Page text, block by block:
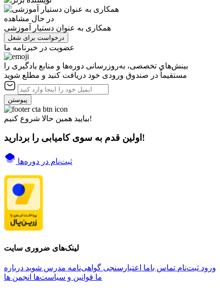
در حال مشاهده
همکاری به عنوان دستیار آموزشی
درخواست برای شغل
عضویت در خبرنامه ما
بینش‌های تخصصی، به‌روزرسانی دوره‌ها و منابع یادگیری را
مستقیماً در صندوق ورودی خود دریافت کنید و مطلع شوید
پیوستن
بیایید همین حالا شروع کنیم!
اولین قدم به سوی کامیابی را بردارید!
ثبت‌نام در دوره‌ها
لینک‌های ضروری سایت
ورود ثبت‌نام تماس باما اعتبارسنجی گواهی‌نامه مدرس شوید درباره
ما قوانین و سیاست‌ها انجمن ها